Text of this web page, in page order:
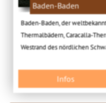
Baden-Baden
Baden-Baden, der
Thermalbädern, Caracalla-
Westrand des nördlichen
Infos